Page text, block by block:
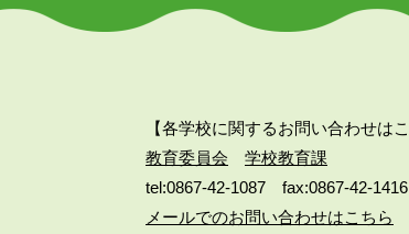
【各学校に関するお問い合わせはこ
教育委員会
学校教育課
tel:0867-42-1087
fax:0867-42-1416
メールでのお問い合わせはこちら